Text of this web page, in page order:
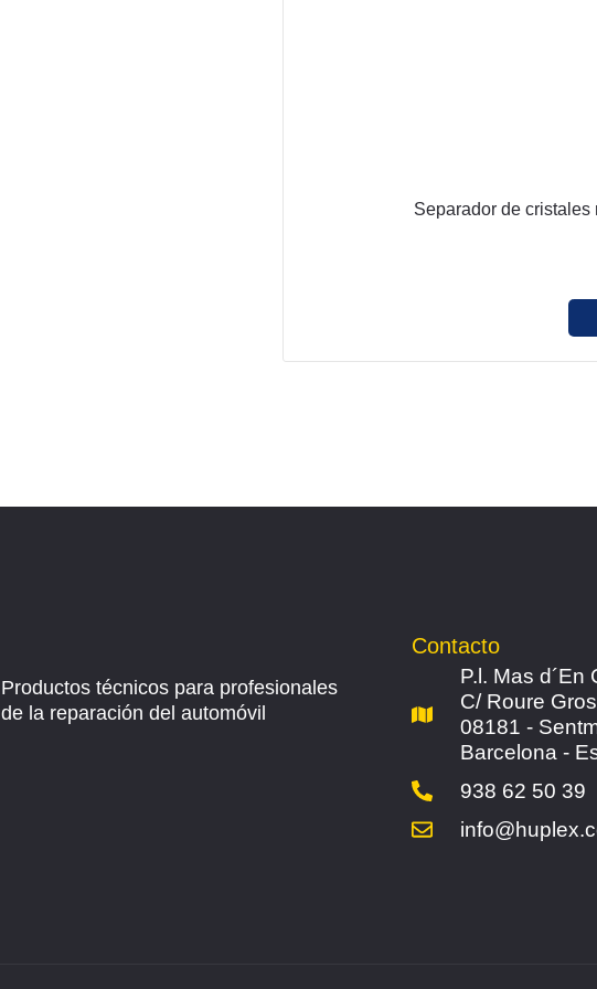
Separador de
Productos técnicos para profesionales
de la reparación del automóvil
Contacto
P.l. Mas d´En
C/ Roure
08181 -
Barcelona -
938 62 50 39